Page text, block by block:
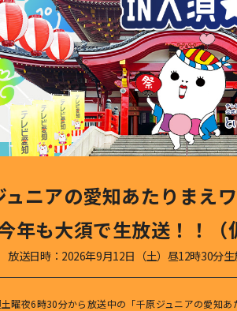
ュニアの愛知あたりまえ
年も大須で生放送！！（
放送日時：2026年9月12日（土）昼12時30分
曜夜6時30分から放送中の「千原ジュニアの愛知